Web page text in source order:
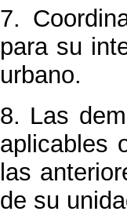
7.
para su
urbano.
8. Las
aplicables
las
de su